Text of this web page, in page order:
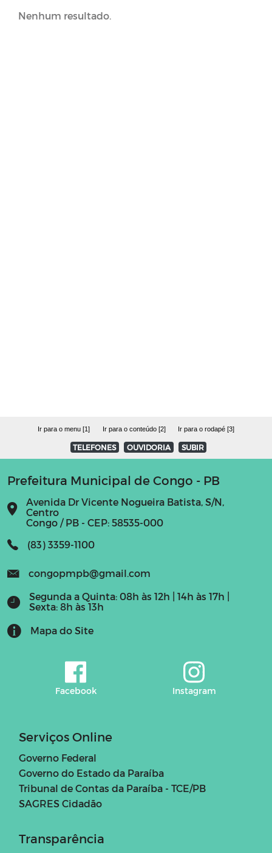
Horários Funcionários
Nenhum resultado.
Ir para o menu [1] Ir para o conteúdo [2] Ir para o rodapé [3]
TELEFONES OUVIDORIA SUBIR
Prefeitura Municipal de Congo - PB
Avenida Dr Vicente Nogueira Batista, S/N,
Centro
Congo / PB - CEP: 58535-000
(83) 3359-1100
congopmpb@gmail.com
Segunda a Quinta: 08h às 12h | 14h às 17h |
Sexta: 8h às 13h
Mapa do Site
Facebook Instagram
Serviços Online
Governo Federal
Governo do Estado da Paraíba
Tribunal de Contas da Paraíba - TCE/PB
SAGRES Cidadão
Transparência